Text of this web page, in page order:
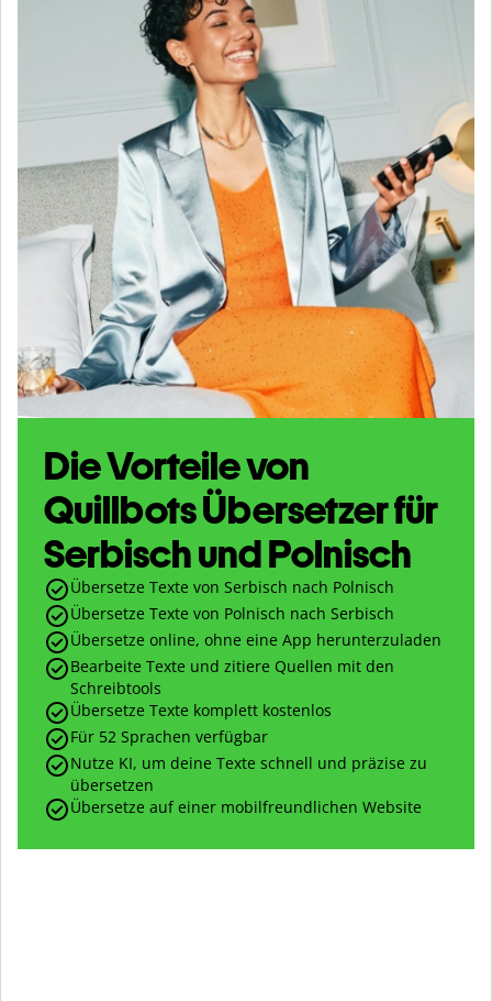
Die Vorteile von
Quillbots Übersetzer für
Serbisch und Polnisch
Übersetze Texte von Serbisch nach Polnisch
Übersetze Texte von Polnisch nach Serbisch
Übersetze online, ohne eine App herunterzuladen
Bearbeite Texte und zitiere Quellen mit den
Schreibtools
Übersetze Texte komplett kostenlos
Für 52 Sprachen verfügbar
Nutze KI, um deine Texte schnell und präzise zu
übersetzen
Übersetze auf einer mobilfreundlichen Website